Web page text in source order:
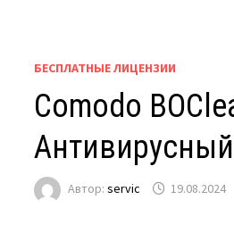
БЕСПЛАТНЫЕ ЛИЦЕНЗИИ
Comodo
Автор:servic 19.08.2024